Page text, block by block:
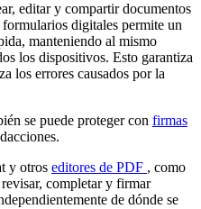
editar y compartir documentos
digitales permite un
manteniendo al mismo
los dispositivos. Esto garantiza
los errores causados por la
se puede proteger con firmas
y otros editores de PDF , como
completar y firmar
de dónde se